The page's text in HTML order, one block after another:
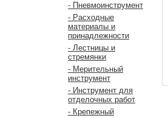
- Пневмоинструмент
- Расходные
материалы и
принадлежности
- Лестницы и
стремянки
- Мерительный
инструмент
- Инструмент для
отделочных работ
- Крепежный